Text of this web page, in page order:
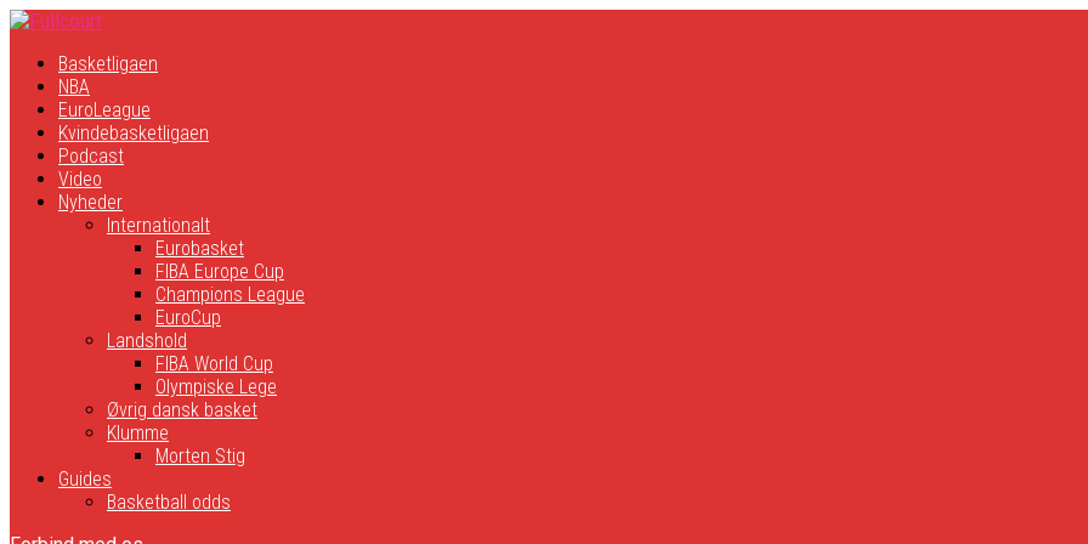
Basketligaen
NBA
EuroLeague
Kvindebasketligaen
Podcast
Video
Nyheder
Internationalt
Eurobasket
FIBA Europe Cup
Champions League
EuroCup
Landshold
FIBA World Cup
Olympiske Lege
Øvrig dansk basket
Klumme
Morten Stig
Guides
Basketball odds